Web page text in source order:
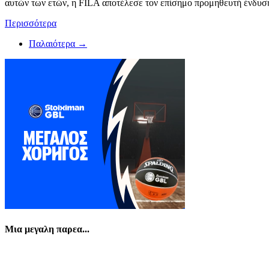
αυτών των ετών, η FILA αποτέλεσε τον επίσημο προμηθευτή
Περισσότερα
Παλαιότερα →
Μια μεγαλη παρεα...